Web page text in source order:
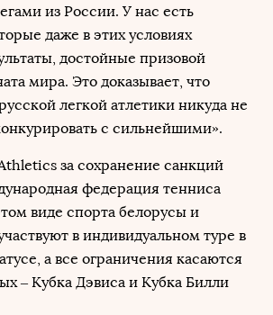
из России. У нас есть
даже в этих условиях
достойные призовой
мира. Это доказывает, что
легкой атлетики никуда не
с сильнейшими».
за сохранение санкций
федерация тенниса
виде спорта белорусы и
в индивидуальном туре в
а все ограничения касаются
– Кубка Дэвиса и Кубка Билли